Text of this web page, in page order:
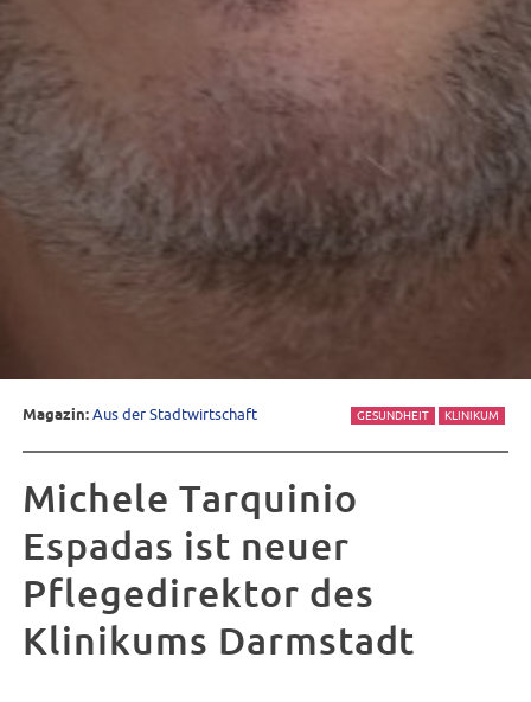
Magazin:Aus der Stadtwirtschaft GESUNDHEIT KLINIKUM
Michele Tarquinio
Espadas ist neuer
Pflegedirektor des
Klinikums Darmstadt